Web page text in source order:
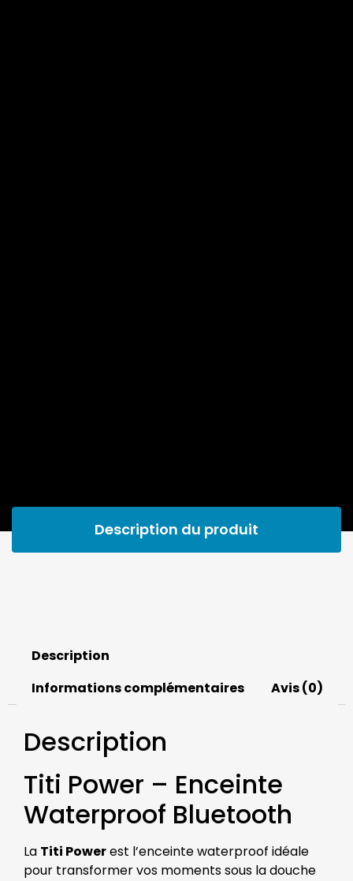
Description du produit
Description
Informations complémentaires
Avis (0)
Description
Titi Power – Enceinte
Waterproof Bluetooth
La Titi Powerest l’enceinte waterproof idéale
pour transformer vos moments sous la douche